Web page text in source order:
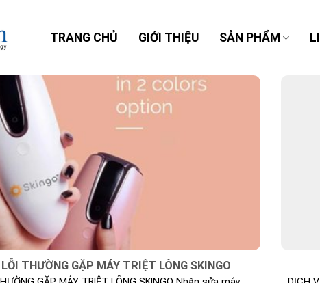
TRANG CHỦ GIỚI THIỆU SẢN PHẨM
THƯỜNG GẶP MÁY TRIỆT LÔNG SKINGO